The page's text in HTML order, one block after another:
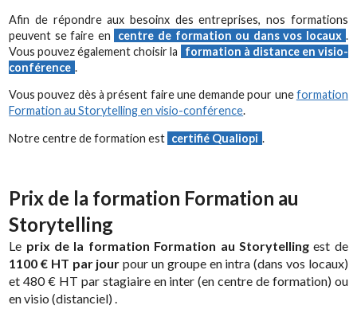
Afin de répondre aux besoinx des entreprises, nos formations
peuvent se faire en
centre de formation ou dans vos locaux .
Vous pouvez également choisir la
formation à distance en visio-
conférence .
Vous pouvez dès à présent faire une demande pour uneformation
Formation au Storytelling en visio-conférence.
Notre centre de formation est certifié Qualiopi .
Prix de la formation Formation au
Storytelling
Le prix de la formation Formation au Storytelling est de
1100 € HT par jour pour un groupe en intra (dans vos locaux)
et 480 € HT par stagiaire en inter (en centre de formation) ou
en visio (distanciel) .